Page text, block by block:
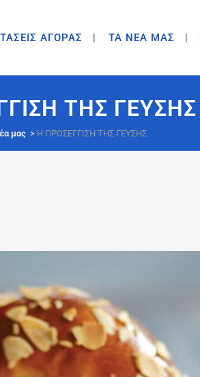
ΤΑΣΕΙΣ ΑΓΟΡΑΣ ΤΑ ΝΕΑ ΜΑΣ
ΤΗΣ ΓΕΥΣΗΣ
μας > Η ΠΡΟΣΕΓΓΙΣΗ ΤΗΣ ΓΕΥΣΗΣ